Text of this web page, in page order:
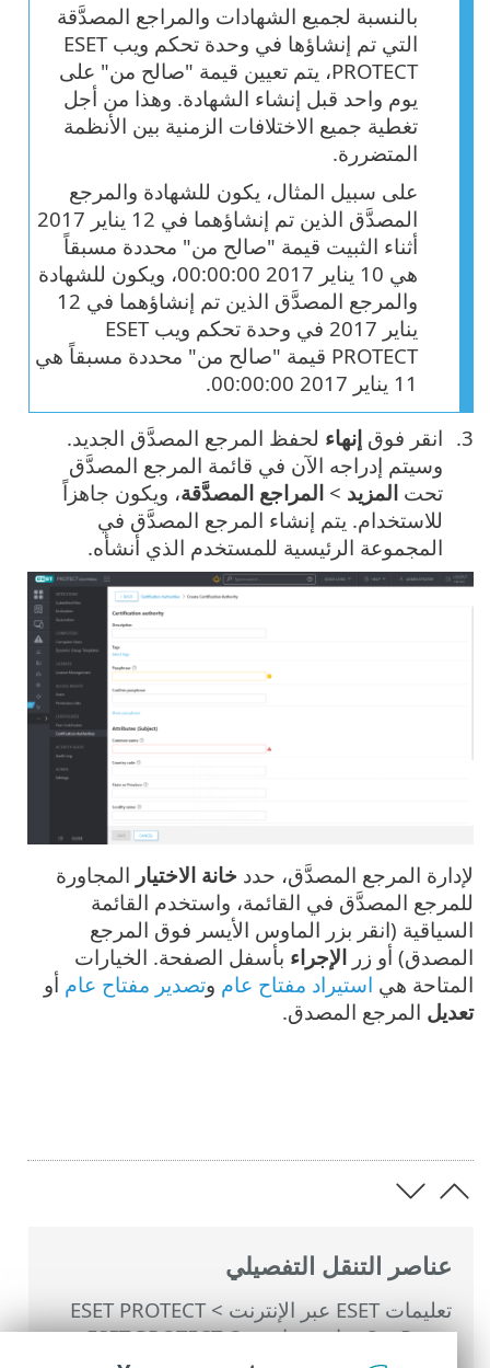
عناصر التنقل التفصيلي
تعليمات ESET عبر الإنترنت >
ESET PROTECT
On-Prem
>
استخدام ‎ESET PROTECT On-
بالنسبة لجميع الشهادات والمراجع المصدَّقة
التي تم إنشاؤها في وحدة تحكم ويب ESET
PROTECT، يتم تعيين قيمة "صالح من" على
يوم واحد قبل إنشاء الشهادة. وهذا من أجل
تغطية جميع الاختلافات الزمنية بين الأنظمة
المتضررة.
على سبيل المثال، يكون للشهادة والمرجع
المصدَّق الذين تم إنشاؤهما في 12 يناير 2017
أثناء الثبيت قيمة "صالح من" محددة مسبقاً
هي 10 يناير 2017 00:00:00، ويكون للشهادة
والمرجع المصدَّق الذين تم إنشاؤهما في 12
يناير 2017 في وحدة تحكم ويب ESET
PROTECT قيمة "صالح من" محددة مسبقاً هي
11 يناير 2017 00:00:00.
انقر فوق إنهاء لحفظ المرجع المصدَّق الجديد.
وسيتم إدراجه الآن في قائمة المرجع المصدَّق
تحت المزيد > المراجع المصدَّقة، ويكون جاهزاً
للاستخدام. يتم إنشاء المرجع المصدَّق في
المجموعة الرئيسية للمستخدم الذي أنشأه.
لإدارة المرجع المصدَّق، حدد خانة الاختيار المجاورة
للمرجع المصدَّق في القائمة، واستخدم القائمة
السياقية (انقر بزر الماوس الأيسر فوق المرجع
المصدق) أو زر الإجراء بأسفل الصفحة. الخيارات
المتاحة هي استيراد مفتاح عام وتصدير مفتاح عام أو
تعديل المرجع المصدق.